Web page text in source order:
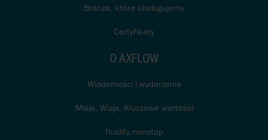
Branże, które obsługujemy
Certyfikaty
O AXFLOW
Wiadomości i wydarzenia
Misja, Wizja, Kluczowe wartości
fluidity.nonstop